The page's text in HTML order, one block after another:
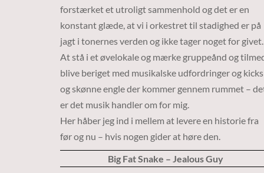
forstærket et utroligt sammenhold og det er en
konstant glæde, at vi i orkestret til stadighed er på
jagt i tonernes verden og ikke tager noget for givet.
At stå i et øvelokale og mærke gruppeånd og
blive beriget med musikalske udfordringer og kicks
og skønne engle der kommer gennem rummet –
er det musik handler om for mig.
Her håber jeg ind i mellem at levere en historie fra
før og nu – hvis nogen gider at høre den.
Big Fat Snake – Jealous Guy